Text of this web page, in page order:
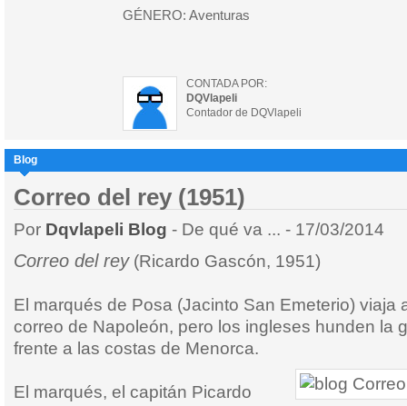
GÉNERO: Aventuras
CONTADA POR:
DQVlapeli
Contador de DQVlapeli
Blog
Correo del rey (1951)
Por Dqvlapeli Blog - De qué va ... - 17/03/2014
Correo del rey(Ricardo Gascón, 1951)
El marqués de Posa (Jacinto San Emeterio) viaja
correo de Napoleón, pero los ingleses hunden la
frente a las costas de Menorca.
El marqués, el capitán Picardo